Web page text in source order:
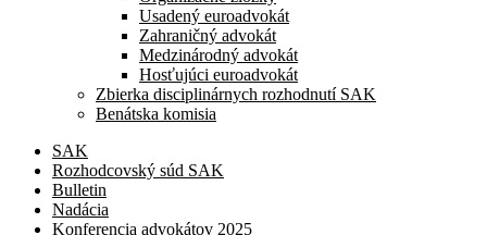
Usadený euroadvokát
Zahraničný advokát
Medzinárodný advokát
Hosťujúci euroadvokát
Zbierka disciplinárnych rozhodnutí SAK
Benátska komisia
SAK
Rozhodcovský súd SAK
Bulletin
Nadácia
Konferencia advokátov 2025